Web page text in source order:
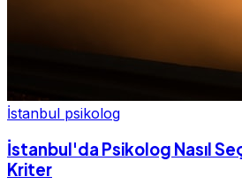
İstanbul psikolog
İstanbul'da Psikolog Nasıl
Kriter